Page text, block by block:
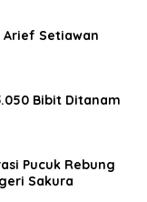
Arief Setiawan
Bibit Ditanam
Pucuk Rebung
Sakura